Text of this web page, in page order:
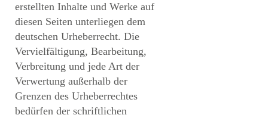
erstellten Inhalte und Werke auf
diesen Seiten unterliegen dem
deutschen Urheberrecht. Die
Vervielfältigung, Bearbeitung,
Verbreitung und jede Art der
Verwertung außerhalb der
Grenzen des Urheberrechtes
bedürfen der schriftlichen